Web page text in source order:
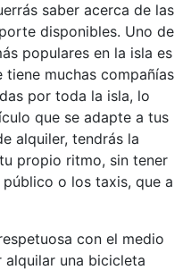
saber acerca de las
disponibles. Uno de
populares en la isla es
tiene muchas compañías
por toda la isla, lo
que se adapte a tus
alquiler, tendrás la
propio ritmo, sin tener
o los taxis, que a
con el medio
una bicicleta